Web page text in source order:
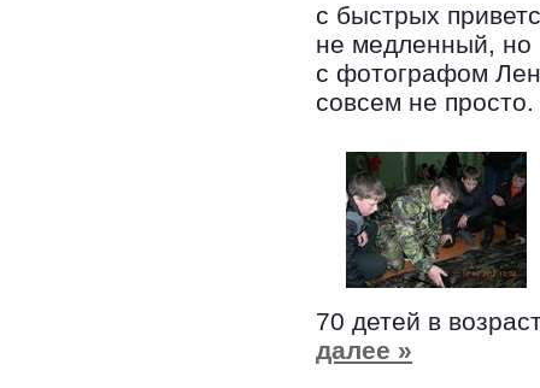
с быстрых
не медленный, но
с фотографом
совсем не просто.
70 детей в
далее »